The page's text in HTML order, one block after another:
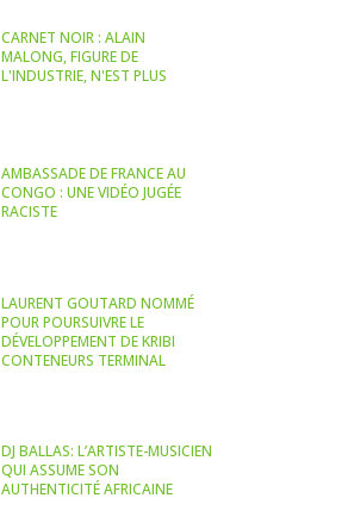
CARNET NOIR : ALAIN
MALONG, FIGURE DE
L'INDUSTRIE, N'EST PLUS
AMBASSADE DE FRANCE AU
CONGO : UNE VIDÉO JUGÉE
RACISTE
LAURENT GOUTARD NOMMÉ
POUR POURSUIVRE LE
DÉVELOPPEMENT DE KRIBI
CONTENEURS TERMINAL
DJ BALLAS: L’ARTISTE-MUSICIEN
QUI ASSUME SON
AUTHENTICITÉ AFRICAINE